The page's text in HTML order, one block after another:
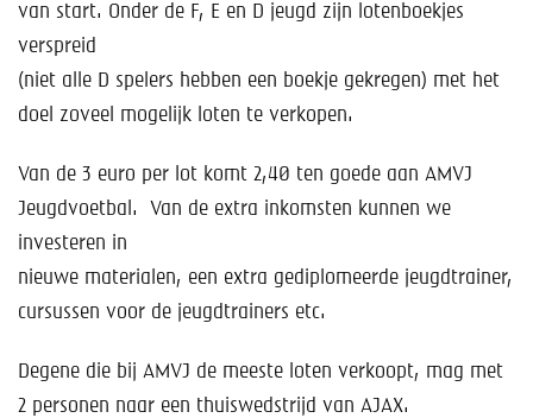
Toekomst
Kalender
Shop
Lid worden
Contact
van start. Onder de F, E en D jeugd zijn lotenboekjes
verspreid
(niet alle D spelers hebben een boekje gekregen) met het
doel zoveel mogelijk loten te verkopen.
Van de 3 euro per lot komt 2,40 ten goede aan AMVJ
Jeugdvoetbal. Van de extra inkomsten kunnen we
investeren in
nieuwe materialen, een extra gediplomeerde jeugdtrainer,
cursussen voor de jeugdtrainers etc.
Degene die bij AMVJ de meeste loten verkoopt, mag met
2 personen naar een thuiswedstrijd van AJAX.